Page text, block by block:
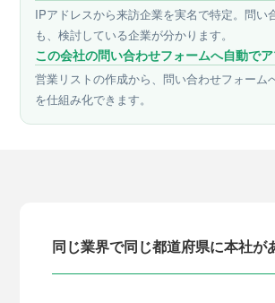
IPアドレスから来訪企業を実名で特定。問い
も、検討している企業が分かります。
この会社の問い合わせフォームへ自動で
営業リストの作成から、問い合わせフォーム
を仕組み化できます。
同じ業界で同じ都道府県に本社が